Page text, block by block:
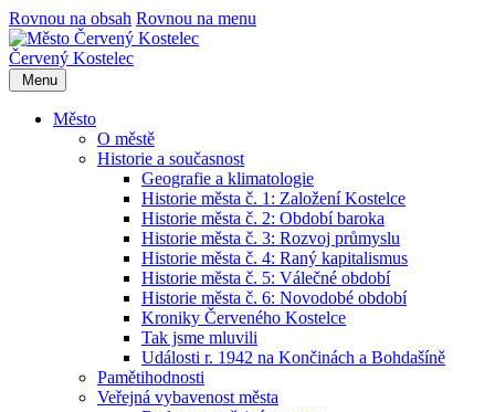
Rovnou na obsah Rovnou na menu
Červený Kostelec
Menu
Město
O městě
Historie a současnost
Geografie a klimatologie
Historie města č. 1: Založení Kostelce
Historie města č. 2: Období baroka
Historie města č. 3: Rozvoj průmyslu
Historie města č. 4: Raný kapitalismus
Historie města č. 5: Válečné období
Historie města č. 6: Novodobé období
Kroniky Červeného Kostelce
Tak jsme mluvili
Události r. 1942 na Končinách a Bohdašíně
Pamětihodnosti
Veřejná vybavenost města